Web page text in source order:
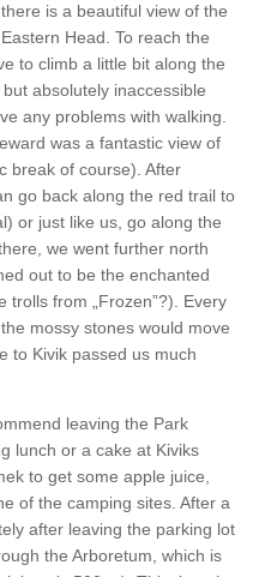
is a beautiful view of the
Head. To reach the
to climb a little bit along the
absolutely inaccessible
any problems with walking.
was a fantastic view of
break of course). After
go back along the red trail to
or just like us, go along the
we went further north
out to be the enchanted
from „Frozen”?). Every
mossy stones would move
to Kivik passed us much
leaving the Park
lunch or a cake at Kiviks
to get some apple juice,
of the camping sites. After a
after leaving the parking lot
the Arboretum, which is